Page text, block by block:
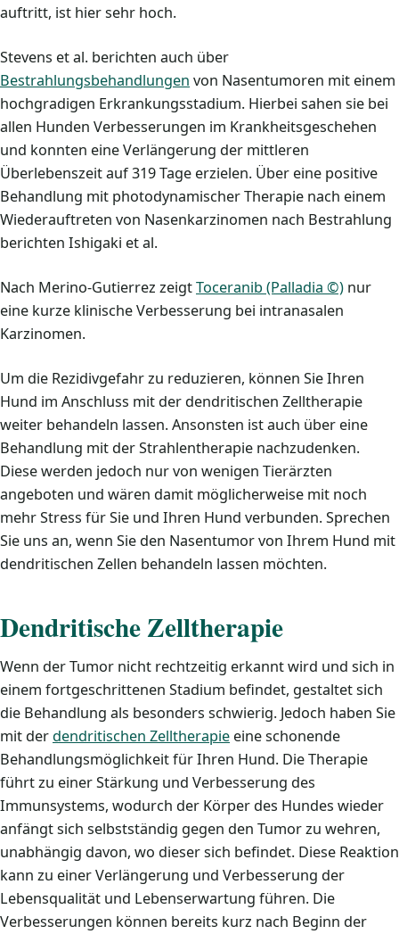
auftritt, ist hier sehr hoch.
Stevens et al. berichten auch über
Bestrahlungsbehandlungen von Nasentumoren mit einem
hochgradigen Erkrankungsstadium. Hierbei sahen sie bei
allen Hunden Verbesserungen im Krankheitsgeschehen
und konnten eine Verlängerung der mittleren
Überlebenszeit auf 319 Tage erzielen. Über eine positive
Behandlung mit photodynamischer Therapie nach einem
Wiederauftreten von Nasenkarzinomen nach Bestrahlung
berichten Ishigaki et al.
Nach Merino-Gutierrez zeigtToceranib (Palladia ©) nur
eine kurze klinische Verbesserung bei intranasalen
Karzinomen.
Um die Rezidivgefahr zu reduzieren, können Sie Ihren
Hund im Anschluss mit der dendritischen Zelltherapie
weiter behandeln lassen. Ansonsten ist auch über eine
Behandlung mit der Strahlentherapie nachzudenken.
Diese werden jedoch nur von wenigen Tierärzten
angeboten und wären damit möglicherweise mit noch
mehr Stress für Sie und Ihren Hund verbunden. Sprechen
Sie uns an, wenn Sie den Nasentumor von Ihrem Hund mit
dendritischen Zellen behandeln lassen möchten.
Dendritische Zelltherapie
Wenn der Tumor nicht rechtzeitig erkannt wird und sich in
einem fortgeschrittenen Stadium befindet, gestaltet sich
die Behandlung als besonders schwierig. Jedoch haben Sie
mit derdendritischen Zelltherapie eine schonende
Behandlungsmöglichkeit für Ihren Hund. Die Therapie
führt zu einer Stärkung und Verbesserung des
Immunsystems, wodurch der Körper des Hundes wieder
anfängt sich selbstständig gegen den Tumor zu wehren,
unabhängig davon, wo dieser sich befindet. Diese Reaktion
kann zu einer Verlängerung und Verbesserung der
Lebensqualität und Lebenserwartung führen. Die
Verbesserungen können bereits kurz nach Beginn der